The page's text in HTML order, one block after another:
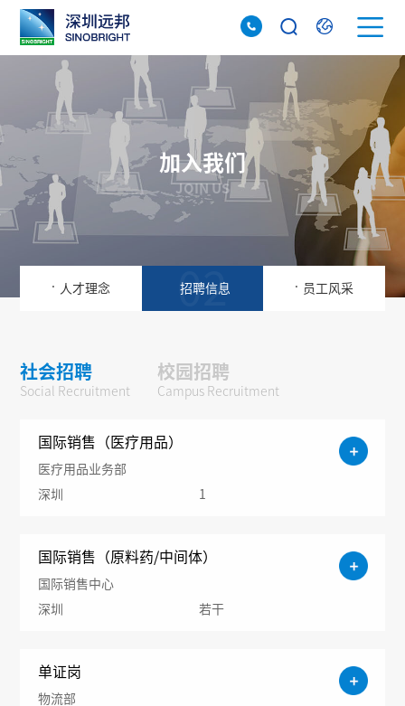
加入我们
JOIN US
. 人才理念
01 招聘信息
02 . 员工风采
03
社会招聘
Social Recruitment
校园招聘
Campus Recruitment
国际销售（医疗用品）
医疗用品业务部
深圳
1
国际销售（原料药/中间体）
国际销售中心
深圳
若干
单证岗
物流部